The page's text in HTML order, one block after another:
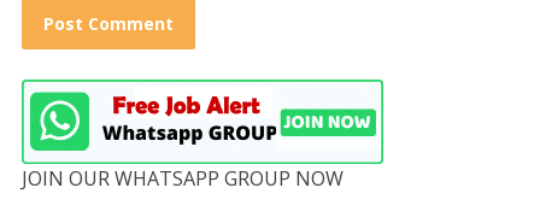
JOIN OUR WHATSAPP GROUP NOW